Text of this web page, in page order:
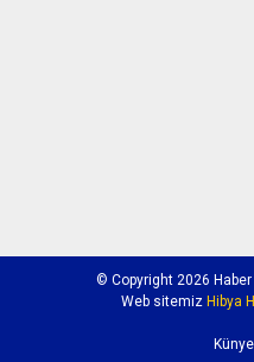
© Copyright 2026 Haber
Web sitemiz Hibya
Künye